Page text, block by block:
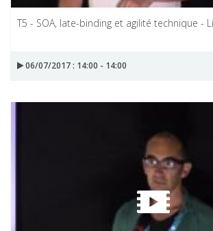
T5 - SOA, late-binding et agilité technique -
06/07/2017 : 14:00 - 14:00